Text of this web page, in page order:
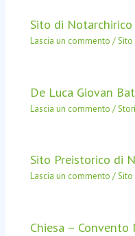
Sito di Notarchirico
Lascia un commento /
De Luca Giovan
Lascia un commento /
Sito Preistorico di
Lascia un commento /
Chiesa –